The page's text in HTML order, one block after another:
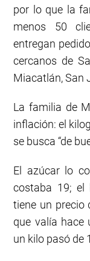
por lo que la
menos 50
entregan
cercanos de
Miacatlán, San
La familia de
inflación: el
se busca “de
El azúcar lo
costaba 19; el
tiene un precio
que valía hace
un kilo pasó de